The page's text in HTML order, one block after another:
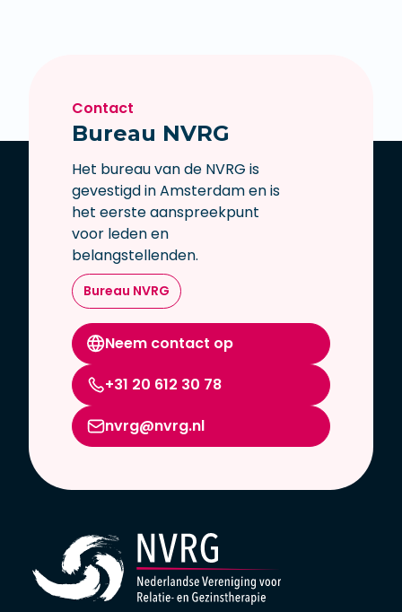
Contact
Bureau NVRG
Het bureau van de NVRG is
gevestigd in Amsterdam en is
het eerste aanspreekpunt
voor leden en
belangstellenden.
Bureau NVRG
Neem contact op
+31 20 612 30 78
nvrg@nvrg.nl